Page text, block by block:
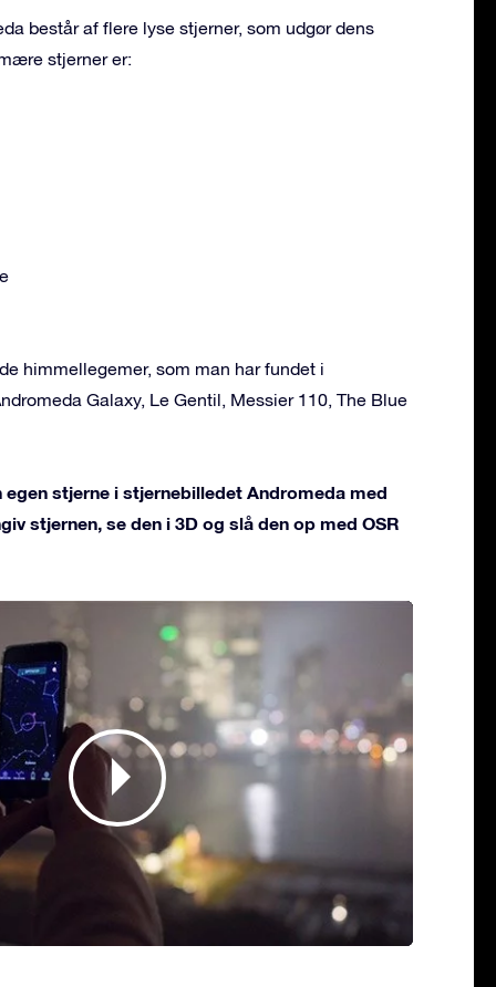
består af flere lyse stjerner, som udgør dens
stjerner er:
himmellegemer, som man har fundet i
Galaxy, Le Gentil, Messier 110, The Blue
egen stjerne i stjernebilledet Andromeda med
stjernen, se den i 3D og slå den op med OSR